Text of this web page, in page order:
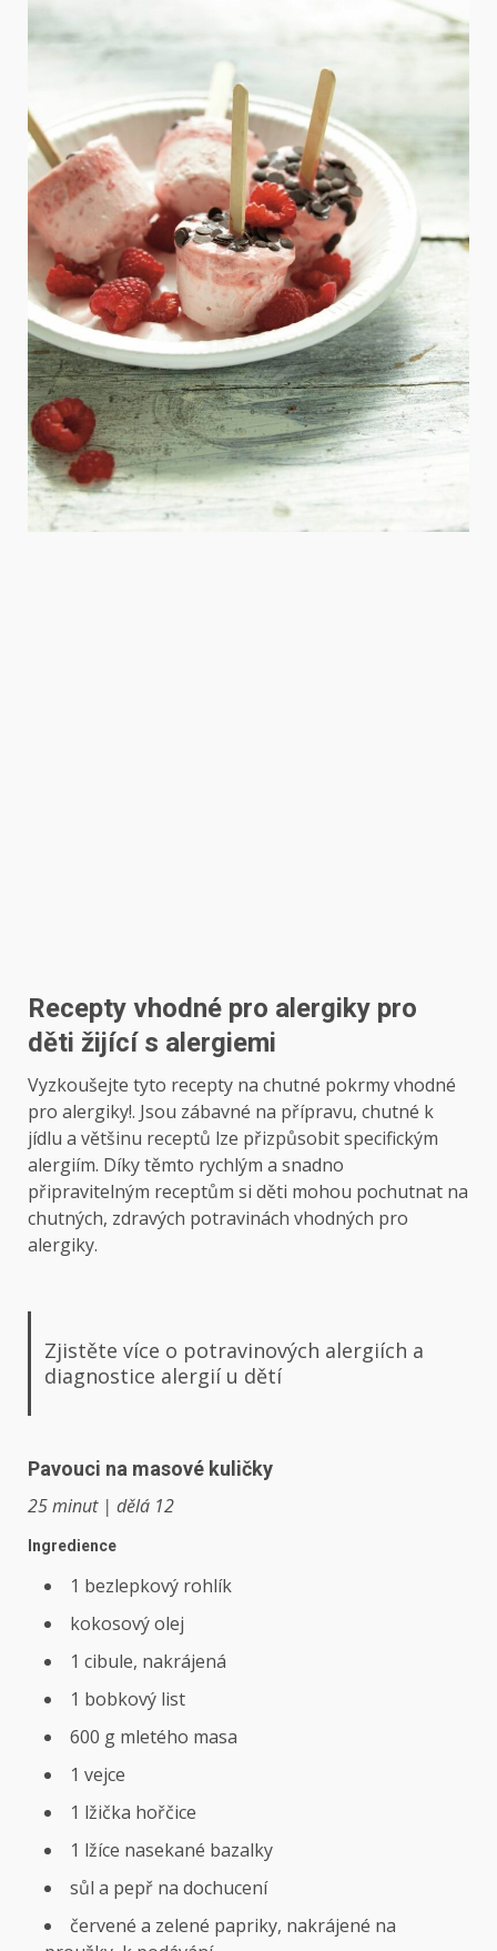
Recepty vhodné pro alergiky pro
děti žijící s alergiemi
Vyzkoušejte tyto recepty na chutné pokrmy vhodné
pro alergiky!. Jsou zábavné na přípravu, chutné k
jídlu a většinu receptů lze přizpůsobit specifickým
alergiím. Díky těmto rychlým a snadno
připravitelným receptům si děti mohou pochutnat na
chutných, zdravých potravinách vhodných pro
alergiky.
Zjistěte více o potravinových alergiích a
diagnostice alergií u dětí
Pavouci na masové kuličky
25 minut | dělá 12
Ingredience
1 bezlepkový rohlík
kokosový olej
1 cibule, nakrájená
1 bobkový list
600 g mletého masa
1 vejce
1 lžička hořčice
1 lžíce nasekané bazalky
sůl a pepř na dochucení
červené a zelené papriky, nakrájené na